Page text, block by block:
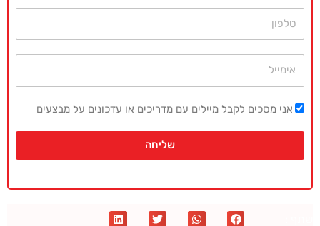
אני מסכים לקבל מיילים עם מדריכים או עדכונים על מבצעים
שליחה